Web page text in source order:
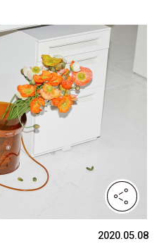
2020.05.08